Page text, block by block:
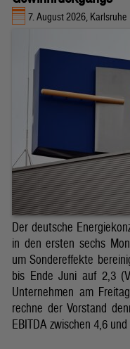
7. August 2026, Karlsruhe
Der deutsche
in den ersten sechs
um Sondereffekte
bis Ende Juni auf 2,3
Unternehmen am
rechne der Vorstand
EBITDA zwischen 4,6